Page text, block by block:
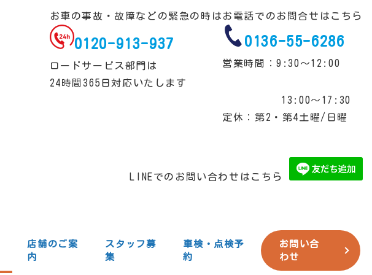
お電話でのお問合せはこちら
0136-55-6286
営業時間：9:30～12:00
13:00～17:30
定休：第2・第4土曜/日曜
お車の事故・故障などの緊急の時は
0120-913-937
ロードサービス部門は
24時間365日対応いたします
LINEでのお問い合わせはこちら
店舗のご案
内
スタッフ募
集
車検・点検予
約
お問い合
わせ